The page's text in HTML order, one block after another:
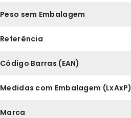
Peso sem Embalagem
Referência
Código Barras (EAN)
Medidas com Embalagem (LxAxP)
Marca